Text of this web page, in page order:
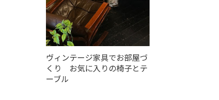
ヴィンテージ家具でお部屋づ
くり お気に入りの椅子とテ
ーブル